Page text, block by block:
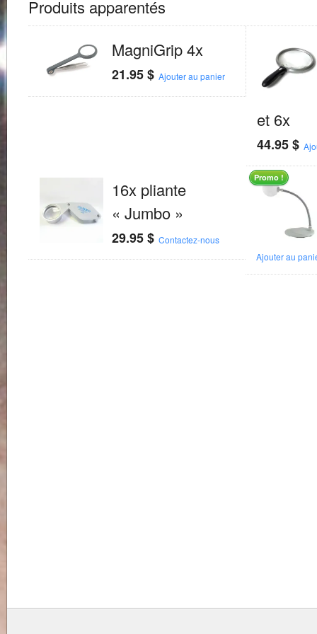
Produits apparentés
MagniGrip 4x
21.95$ Ajouter au panier
et 6x
44.95$
16x pliante
« Jumbo »
29.95$ Contactez-nous
Promo !
Ajouter au